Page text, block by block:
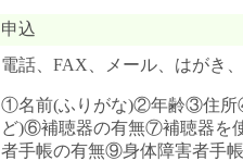
申込
電話、FAX、メール、はがき
①名前(ふりがな)②年齢③住所
ど)⑥補聴器の有無⑦補聴器を
者手帳の有無⑨身体障害者手